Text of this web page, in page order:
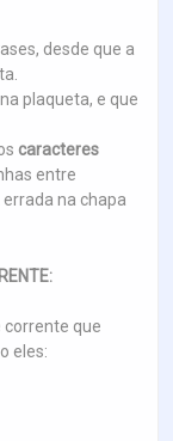
desde que a
plaqueta, e que
caracteres
entre
na chapa
corrente que
eles: